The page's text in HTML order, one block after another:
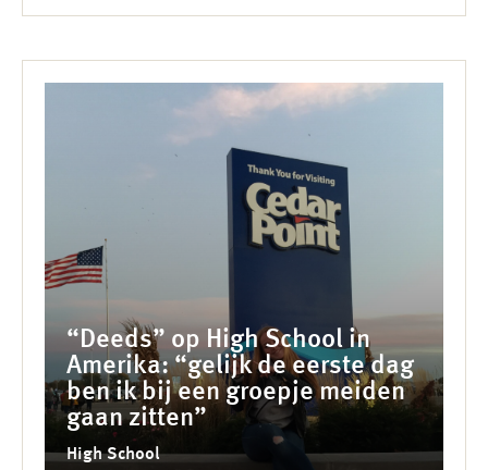
“Deeds” op High School in
Amerika: “gelijk de eerste dag
ben ik bij een groepje meiden
gaan zitten”
High School